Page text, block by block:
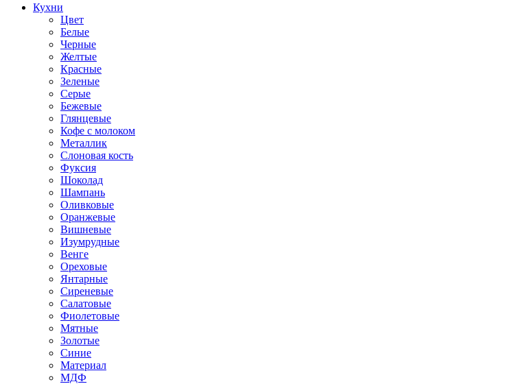
Кухни
Цвет
Белые
Черные
Желтые
Красные
Зеленые
Серые
Бежевые
Глянцевые
Кофе с молоком
Металлик
Слоновая кость
Фуксия
Шоколад
Шампань
Оливковые
Оранжевые
Вишневые
Изумрудные
Венге
Ореховые
Янтарные
Сиреневые
Салатовые
Фиолетовые
Мятные
Золотые
Синие
Материал
МДФ